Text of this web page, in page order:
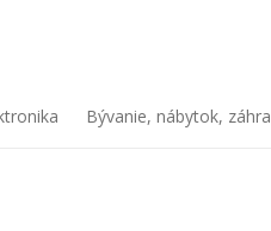
Bývanie, nábytok,